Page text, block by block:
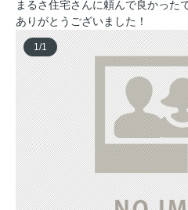
まるさ住宅さんに頼んで良かった
ありがとうございました！
1/1